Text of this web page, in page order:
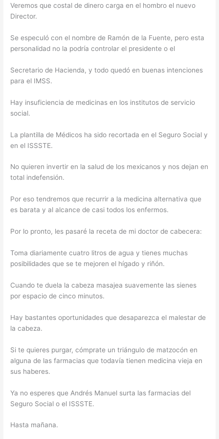
Veremos que costal de dinero carga en el hombro el nuevo
Director.
Se especuló con el nombre de Ramón de la Fuente, pero esta
personalidad no la podría controlar el presidente o el
Secretario de Hacienda, y todo quedó en buenas intenciones
para el IMSS.
Hay insuficiencia de medicinas en los institutos de servicio
social.
La plantilla de Médicos ha sido recortada en el Seguro Social y
en el ISSSTE.
No quieren invertir en la salud de los mexicanos y nos dejan en
total indefensión.
Por eso tendremos que recurrir a la medicina alternativa que
es barata y al alcance de casi todos los enfermos.
Por lo pronto, les pasaré la receta de mi doctor de cabecera:
Toma diariamente cuatro litros de agua y tienes muchas
posibilidades que se te mejoren el hígado y riñón.
Cuando te duela la cabeza masajea suavemente las sienes
por espacio de cinco minutos.
Hay bastantes oportunidades que desaparezca el malestar de
la cabeza.
Si te quieres purgar, cómprate un triángulo de matzocón en
alguna de las farmacias que todavía tienen medicina vieja en
sus haberes.
Ya no esperes que Andrés Manuel surta las farmacias del
Seguro Social o el ISSSTE.
Hasta mañana.